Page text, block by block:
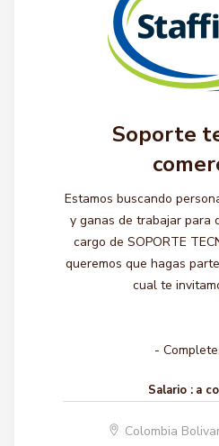
Soporte
Estamos buscando
y ganas de trabajar para
cargo de SOPORTE
queremos que hagas
cual te
-
Salario : a
Colombia